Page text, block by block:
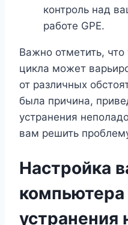
контроль над
работе GPE.
Важно отметить, что
цикла может
от различных
была причина,
устранения
вам решить
Настройка
компьютера
устранения